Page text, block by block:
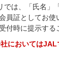
では、「氏名」
員証としてお使
付時に提示す
においては